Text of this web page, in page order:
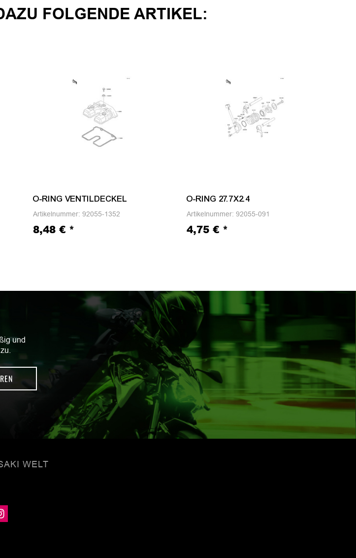
FOLGENDE ARTIKEL:
O-RING VENTILDECKEL
Artikelnummer: 92055-1352
8,48 € *
O-RING 27.7X2.4
Artikelnummer: 92055-091
4,75 € *
und
WELT